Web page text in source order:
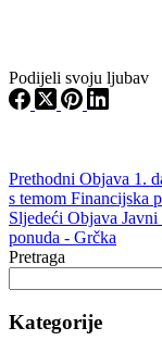
Podijeli svoju ljubav
Prethodni Objava 1.
s temom Financijska
Sljedeći Objava Javni
ponuda - Grčka
Pretraga
Kategorije